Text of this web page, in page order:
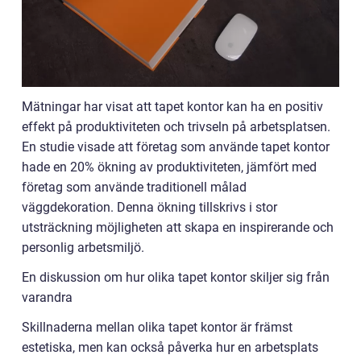
Mätningar har visat att tapet kontor kan ha en positiv
effekt på produktiviteten och trivseln på arbetsplatsen.
En studie visade att företag som använde tapet kontor
hade en 20% ökning av produktiviteten, jämfört med
företag som använde traditionell målad
väggdekoration. Denna ökning tillskrivs i stor
utsträckning möjligheten att skapa en inspirerande och
personlig arbetsmiljö.
En diskussion om hur olika tapet kontor skiljer sig från
varandra
Skillnaderna mellan olika tapet kontor är främst
estetiska, men kan också påverka hur en arbetsplats